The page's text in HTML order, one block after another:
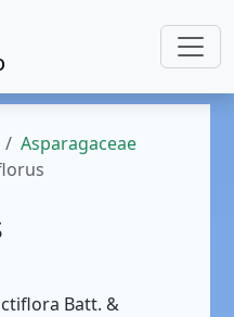
Asparagaceae
Batt. &